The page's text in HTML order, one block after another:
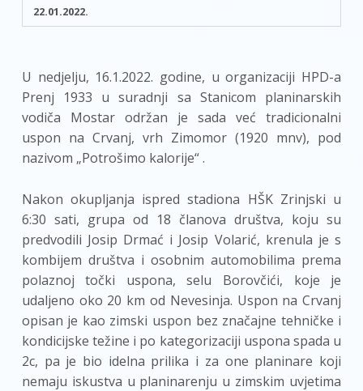
22.01.2022.
U nedjelju, 16.1.2022. godine, u organizaciji HPD-a
Prenj 1933 u suradnji sa Stanicom planinarskih
vodiča Mostar održan je sada već tradicionalni
uspon na Crvanj, vrh Zimomor (1920 mnv), pod
nazivom „Potrošimo kalorije“ .
Nakon okupljanja ispred stadiona HŠK Zrinjski u
6:30 sati, grupa od 18 članova društva, koju su
predvodili Josip Drmać i Josip Volarić, krenula je s
kombijem društva i osobnim automobilima prema
polaznoj točki uspona, selu Borovčići, koje je
udaljeno oko 20 km od Nevesinja. Uspon na Crvanj
opisan je kao zimski uspon bez značajne tehničke i
kondicijske težine i po kategorizaciji uspona spada u
2c, pa je bio idelna prilika i za one planinare koji
nemaju iskustva u planinarenju u zimskim uvjetima